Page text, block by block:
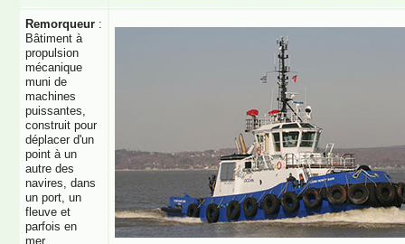
Remorqueur :
Bâtiment à
propulsion
mécanique
muni de
machines
puissantes,
construit pour
déplacer d'un
point à un
autre des
navires, dans
un port, un
fleuve et
parfois en
mer.